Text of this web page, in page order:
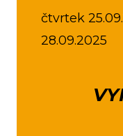
čtvrtek
28.09.2025